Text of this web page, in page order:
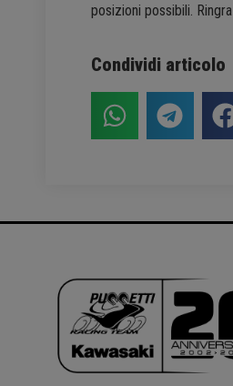
posizioni possibili.
Condividi articolo